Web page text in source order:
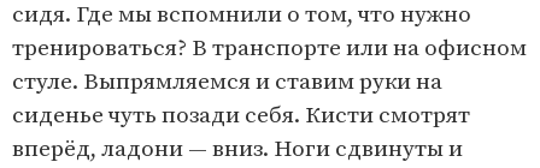
сидя. Где мы вспомнили о том, что нужно
тренироваться? В транспорте или на офисном
стуле. Выпрямляемся и ставим руки на
сиденье чуть позади себя. Кисти смотрят
вперёд, ладони — вниз. Ноги сдвинуты и